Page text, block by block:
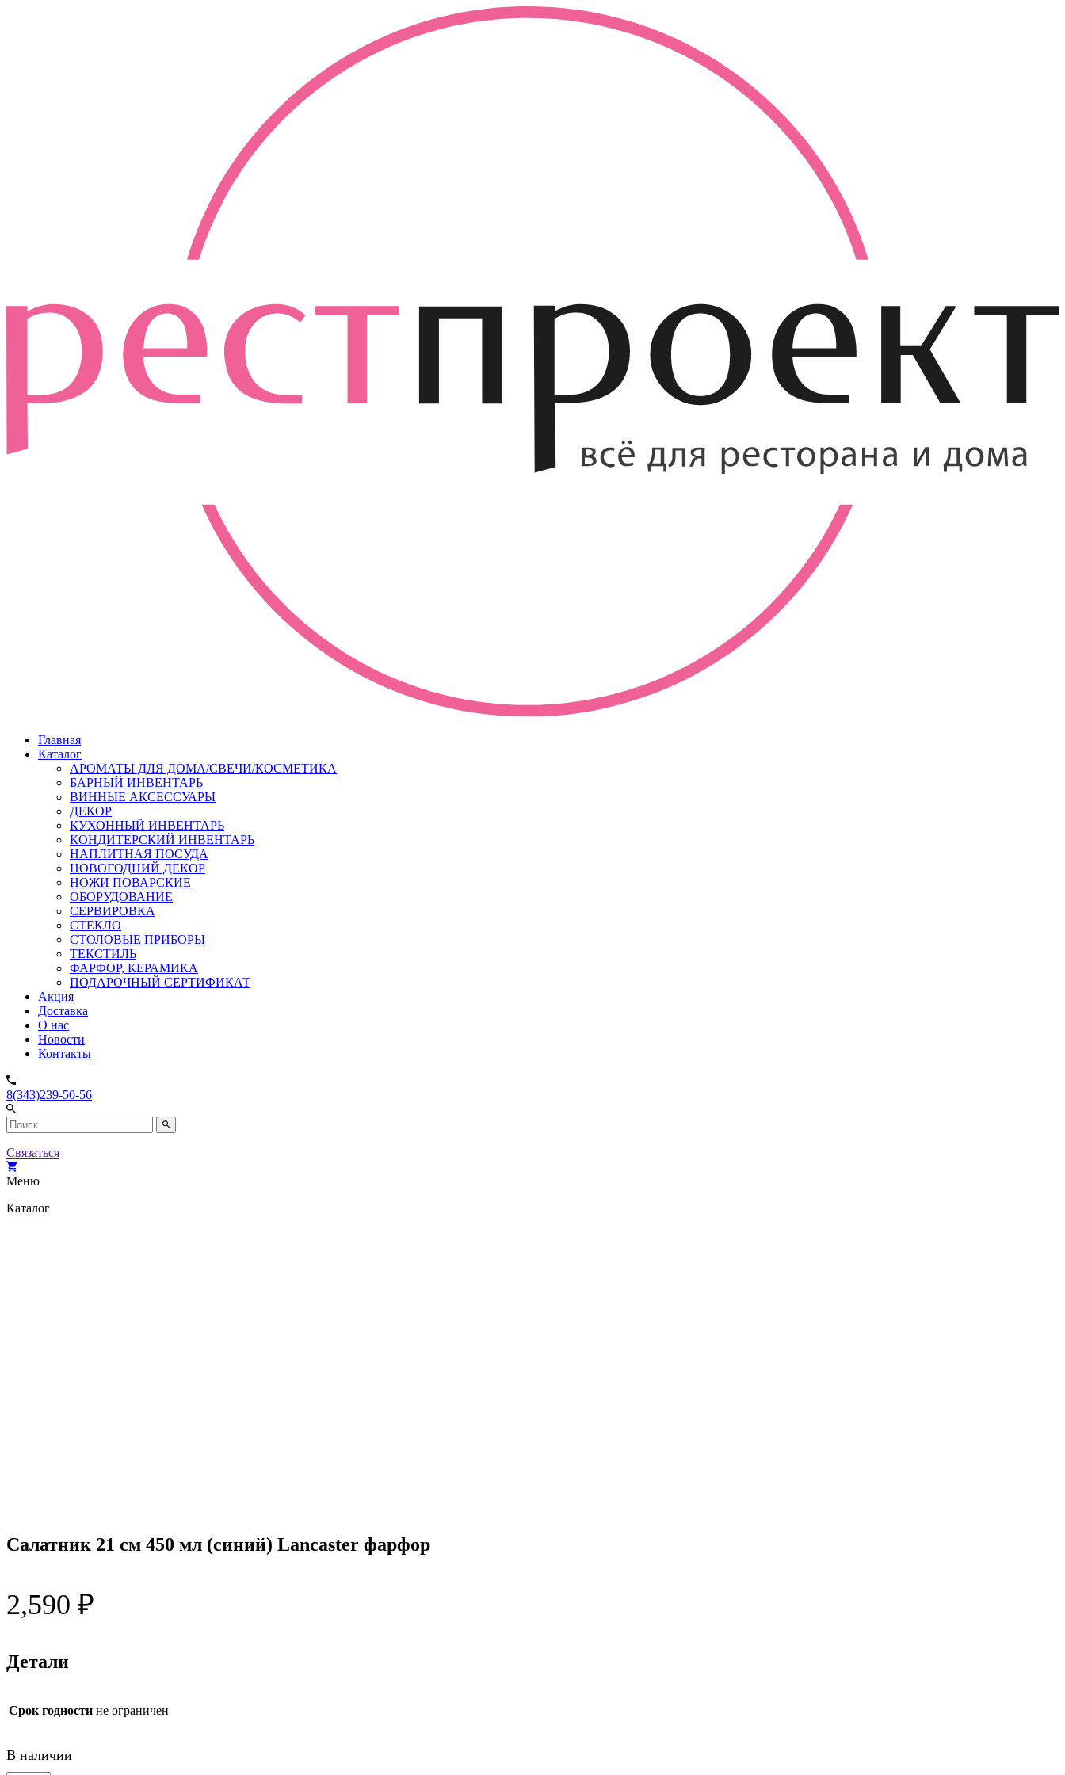
Главная
Каталог
АРОМАТЫ ДЛЯ ДОМА/СВЕЧИ/КОСМЕТИКА
БАРНЫЙ ИНВЕНТАРЬ
ВИННЫЕ АКСЕССУАРЫ
ДЕКОР
КУХОННЫЙ ИНВЕНТАРЬ
КОНДИТЕРСКИЙ ИНВЕНТАРЬ
НАПЛИТНАЯ ПОСУДА
НОВОГОДНИЙ ДЕКОР
НОЖИ ПОВАРСКИЕ
ОБОРУДОВАНИЕ
СЕРВИРОВКА
СТЕКЛО
СТОЛОВЫЕ ПРИБОРЫ
ТЕКСТИЛЬ
ФАРФОР, КЕРАМИКА
ПОДАРОЧНЫЙ СЕРТИФИКАТ
Акция
Доставка
О нас
Новости
Контакты
8(343)239-50-56
Связаться
Меню
Каталог
Салатник 21 см 450 мл (синий) Lancaster фарфор
2,590 ₽
Детали
Срок годности не ограничен
В наличии